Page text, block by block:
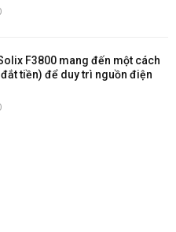
F3800 mang đến một cách
tiền) để duy trì nguồn điện